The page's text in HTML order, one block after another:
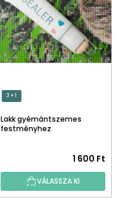
3 + 1
Lakk gyémántszemes
festményhez
termék
átlagos
értékelése
1 600 Ft
VÁLASSZA KI